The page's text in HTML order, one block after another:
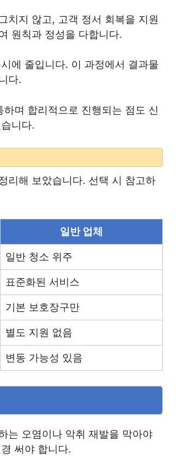
치지 않고, 고객 정서 회복을 지원
원칙과 정성을 다합니다.
에 줄입니다. 이 과정에서 결과물
다.
며 합리적으로 진행되는 점도 신
니다.
리해 보았습니다. 선택 시 참고하
일반 업체
일반 청소 위주
표준화된 서비스
기본 보호장구만
별도 지원 없음
변동 가능성 있음
는 오염이나 악취 재발을 막아야
써야 합니다.